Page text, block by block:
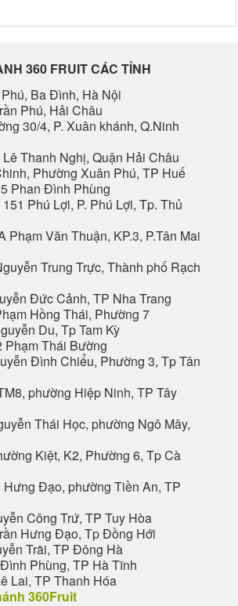
360 FRUIT CÁC TỈNH
Ba Đình, Hà Nội
Phú, Hải Châu
30/4, P. Xuân khánh, Q.Ninh
Thanh Nghị, Quận Hải Châu
Phường Xuân Phú, TP Huế
Phan Đình Phùng
Phú Lợi, P. Phú Lợi, Tp. Thủ
Phạm Văn Thuận, KP.3, P.Tân Mai
Trung Trực, Thành phố Rạch
Đức Cảnh, TP Nha Trang
Hồng Thái, Phường 7
Du, Tp Tam Kỳ
Phạm Thái Bường
Đình Chiểu, Phường 3, Tp Tân
phường Hiệp Ninh, TP Tây
Thái Học, phường Ngô Mây,
Kiệt, K2, Phường 6, Tp Cà
Hưng Đạo, phường Tiền An, TP
Công Trứ, TP Tuy Hòa
Hưng Đạo, Tp Đồng Hới
Trãi, TP Đông Hà
Phùng, TP Hà Tĩnh
Lai, TP Thanh Hóa
360Fruit